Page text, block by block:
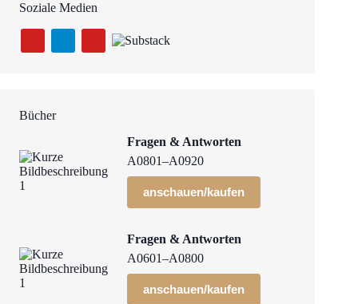
Soziale Medien
Bücher
Fragen & Antworten
A0801–A0920
anschauen/kaufen
Fragen & Antworten
A0601–A0800
anschauen/kaufen